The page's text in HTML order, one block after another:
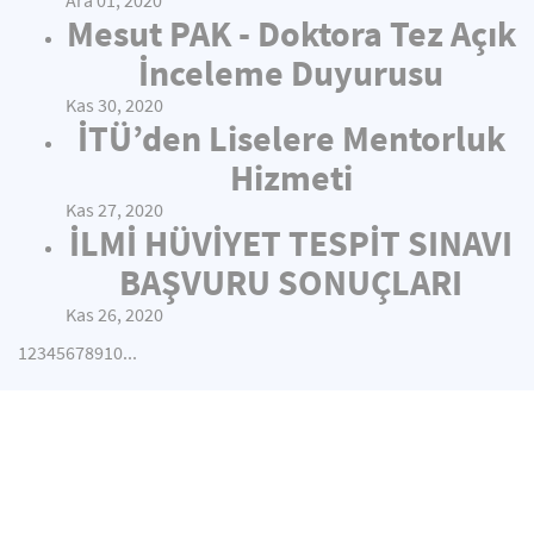
Mesut PAK - Doktora Tez Açık
İnceleme Duyurusu
Kas 30, 2020
İTÜ’den Liselere Mentorluk
Hizmeti
Kas 27, 2020
İLMİ HÜVİYET TESPİT SINAVI
BAŞVURU SONUÇLARI
Kas 26, 2020
12345678910...